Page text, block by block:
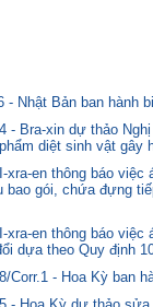
- Nhật Bản ban hành
- Bra-xin dự thảo
diệt sinh vật gây
xra-en thông báo
bao gói, chứa đựng
xra-en thông báo
dựa theo Quy định
Corr.1 - Hoa Kỳ ban